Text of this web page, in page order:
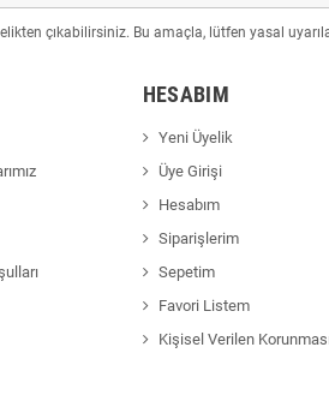
çıkabilirsiniz. Bu amaçla, lütfen yasal
HESABIM
Yeni Üyelik
Üye Girişi
Hesabım
Siparişlerim
Sepetim
Favori Listem
Kişisel Verilen